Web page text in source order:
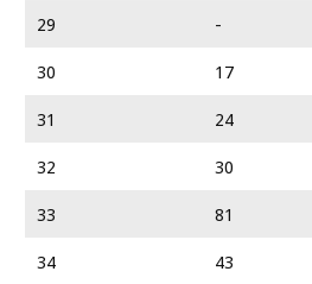
29
-
30
17
31
24
32
30
33
81
34
43